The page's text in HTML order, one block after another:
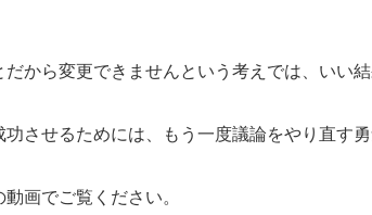
から変更できませんという考えでは、いい結
させるためには、もう一度議論をやり直す勇
画でご覧ください。